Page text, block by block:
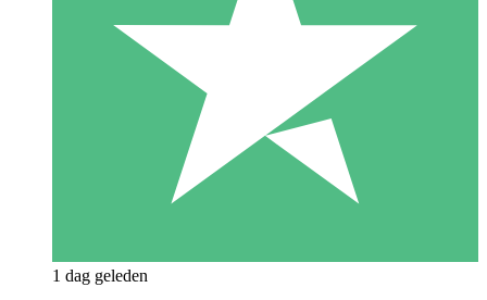
1 dag geleden